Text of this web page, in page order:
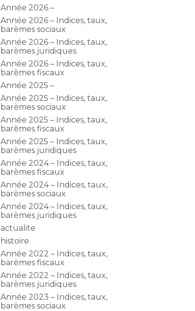
Année 2026 –
Année 2026 – Indices, taux,
barèmes sociaux
Année 2026 – Indices, taux,
barèmes juridiques
Année 2026 – Indices, taux,
barèmes fiscaux
Année 2025 –
Année 2025 – Indices, taux,
barèmes sociaux
Année 2025 – Indices, taux,
barèmes fiscaux
Année 2025 – Indices, taux,
barèmes juridiques
Année 2024 – Indices, taux,
barèmes fiscaux
Année 2024 – Indices, taux,
barèmes sociaux
Année 2024 – Indices, taux,
barèmes juridiques
actualite
histoire
Année 2022 – Indices, taux,
barèmes fiscaux
Année 2022 – Indices, taux,
barèmes juridiques
Année 2023 – Indices, taux,
barèmes sociaux